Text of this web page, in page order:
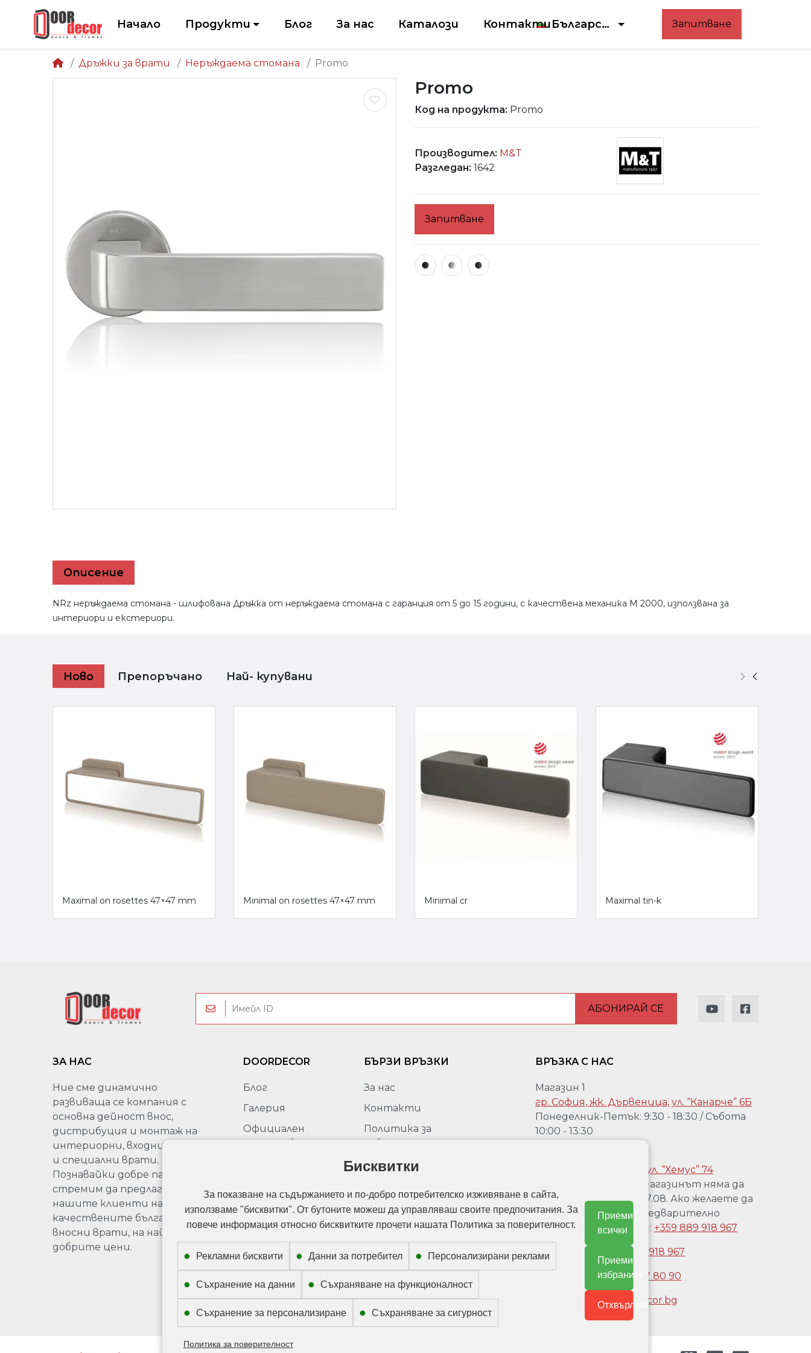
Запитване
Български
Начало Продукти Блог За нас Каталози Контакти
Дръжки за врати Неръждаема стомана Promo
Promo
Код на продукта: Promo
Производител: M&T
Разгледан: 1642
Запитване
PROMO
Описение
NRz неръждаема стомана - шлифована Дръжка от неръждаема стомана с гаранция от 5 до 15 години, с качествена механика M 2000, използвана за
интериори и екстериори.
Ново Препоръчано Най- купувани
Maximal on rosettes 47×47 mm Minimal on rosettes 47×47 mm Minimal cr Maximal tin-k
АБОНИРАЙ СЕ
ЗА НАС
Ние сме динамично
развиваща се компания с
основна дейност внос,
дистрибуция и монтаж на
интериорни, входни, гаражни
и специални врати.
Познавайки добре пазара, се
стремим да предлагаме на
нашите клиенти най-
качествените български и
вносни врати, на най-
добрите цени.
DOORDECOR
Блог
Галерия
Официален
представител
Промоции
БЪРЗИ ВРЪЗКИ
За нас
Контакти
Политика за
поверителност
Политика за защита на
Политика за използване на
„бисквитки“
ВРЪЗКА С НАС
Магазин 1
гр. София, жк. Дървеница, ул. “Канарче” 6Б
Понеделник-Петък: 9:30 - 18:30 / Събота
10:00 - 13:30
гр. София, Гео Милев, ул. “Хемус” 74
Уважаеми клиенти, магазинът няма да
работи от 04.08 до 17.08. Ако желаете да
го посетете, след предварително
обаждане на телефон: +359 889 918 967
Обадете се: +359 889 918 967
Обадете се:+3592 477 80 90
office@doordecor.bg
Бисквитки
За показване на съдържанието и по-добро потребителско изживяване в сайта,
използваме "бисквитки". От бутоните можеш да управляваш своите предпочитания. За
повече информация относно бисквитките прочети нашата Политика за поверителност.
Рекламни бисквити Данни за потребител Персонализирани реклами
Съхранение на данни Съхраняване на функционалност
Съхранение за персонализиране Съхраняване за сигурност
Политика за поверителност
Приеми
всички
Приеми
избраните
Отхвърляне